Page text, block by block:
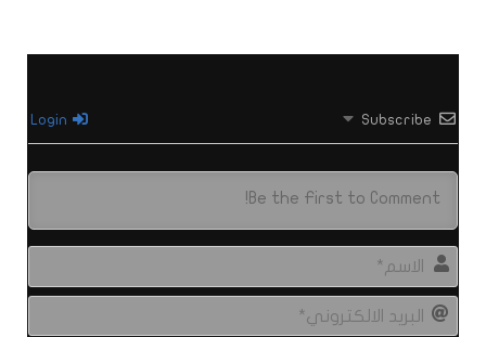
Subscribe